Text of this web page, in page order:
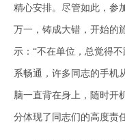
精心安排。尽管如此，参
万一，铸成大错，开始的
示：“不在单位，总觉得
系畅通，许多同志的手机
脑一直背在身上，随时开
分体现了同志们的高度责